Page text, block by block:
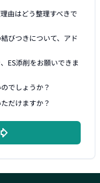
由はどう整理すべきで
びつきについて、アド
ES添削をお願いできま
でしょうか？
だけますか？